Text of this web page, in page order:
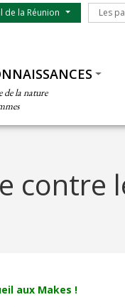
de la Réunion Les
Les
de la nature
contre
aux Makes !